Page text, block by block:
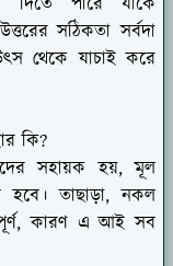
সঠিকতা সর্বদা
থেকে যাচাই করে
কি?
সহায়ক হয়, মূল
হবে। তাছাড়া, নকল
কারণ এ আই সব